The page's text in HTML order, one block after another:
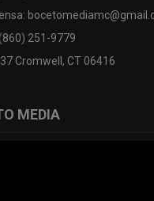
251-9779
37 Cromwell, CT 06416
MEDIA